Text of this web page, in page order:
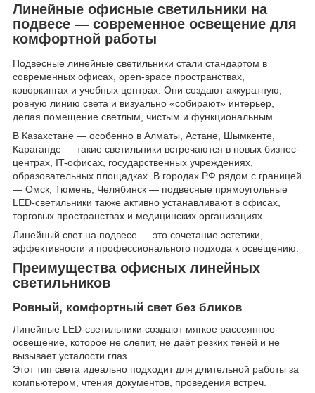
Линейные офисные светильники на
подвесе — современное освещение для
комфортной работы
Подвесные линейные светильники стали стандартом в
современных офисах, open-space пространствах,
коворкингах и учебных центрах. Они создают аккуратную,
ровную линию света и визуально «собирают» интерьер,
делая помещение светлым, чистым и функциональным.
В Казахстане — особенно в Алматы, Астане, Шымкенте,
Караганде — такие светильники встречаются в новых бизнес-
центрах, IT-офисах, государственных учреждениях,
образовательных площадках. В городах РФ рядом с границей
— Омск, Тюмень, Челябинск — подвесные прямоугольные
LED-светильники также активно устанавливают в офисах,
торговых пространствах и медицинских организациях.
Линейный свет на подвесе — это сочетание эстетики,
эффективности и профессионального подхода к освещению.
Преимущества офисных линейных
светильников
Ровный, комфортный свет без бликов
Линейные LED-светильники создают мягкое рассеянное
освещение, которое не слепит, не даёт резких теней и не
вызывает усталости глаз.
Этот тип света идеально подходит для длительной работы за
компьютером, чтения документов, проведения встреч.